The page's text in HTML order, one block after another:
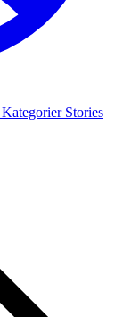
Kategorier Stories